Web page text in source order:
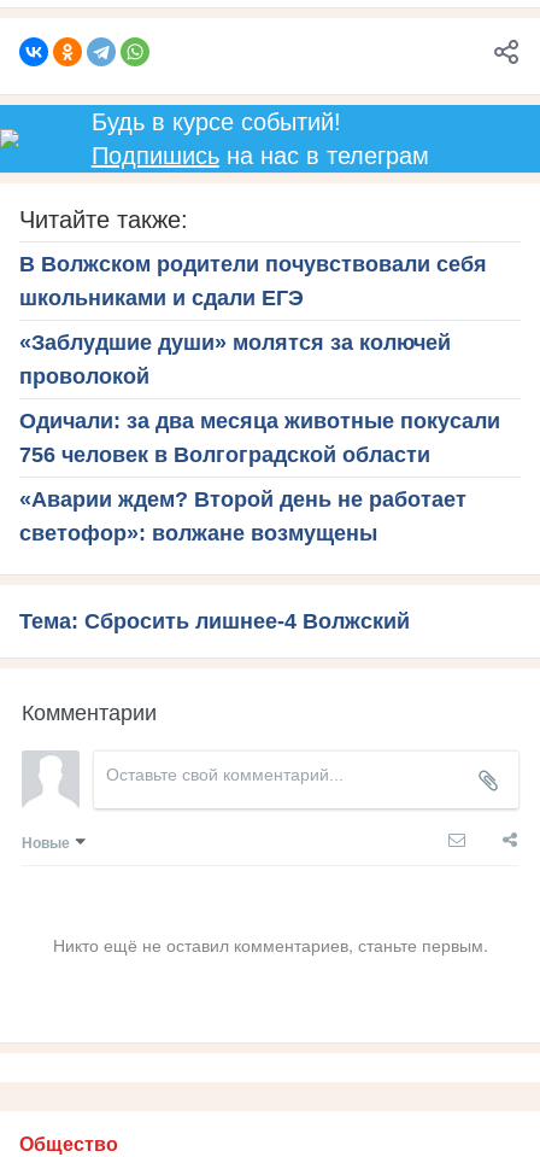
Будь в курсе событий!
Подпишисьна нас в телеграм
Читайте также:
В Волжском родители почувствовали себя
школьниками и сдали ЕГЭ
«Заблудшие души» молятся за колючей
проволокой
Одичали: за два месяца животные покусали
756 человек в Волгоградской области
«Аварии ждем? Второй день не работает
светофор»: волжане возмущены
Тема: Сбросить лишнее-4 Волжский
Комментарии
Новые
Никто ещё не оставил комментариев, станьте первым.
Общество